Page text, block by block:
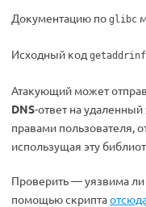
Документацию по glibc
Исходный код
Атакующий может
DNS-ответ на
правами пользователя,
использущая эту
Проверить — уязвима
помощью скрипта